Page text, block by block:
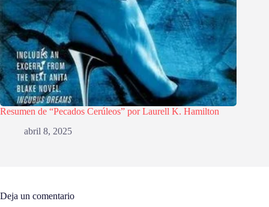
Resumen de “Pecados Cerúleos” por Laurell K. Hamilton
abril 8, 2025
Deja un comentario